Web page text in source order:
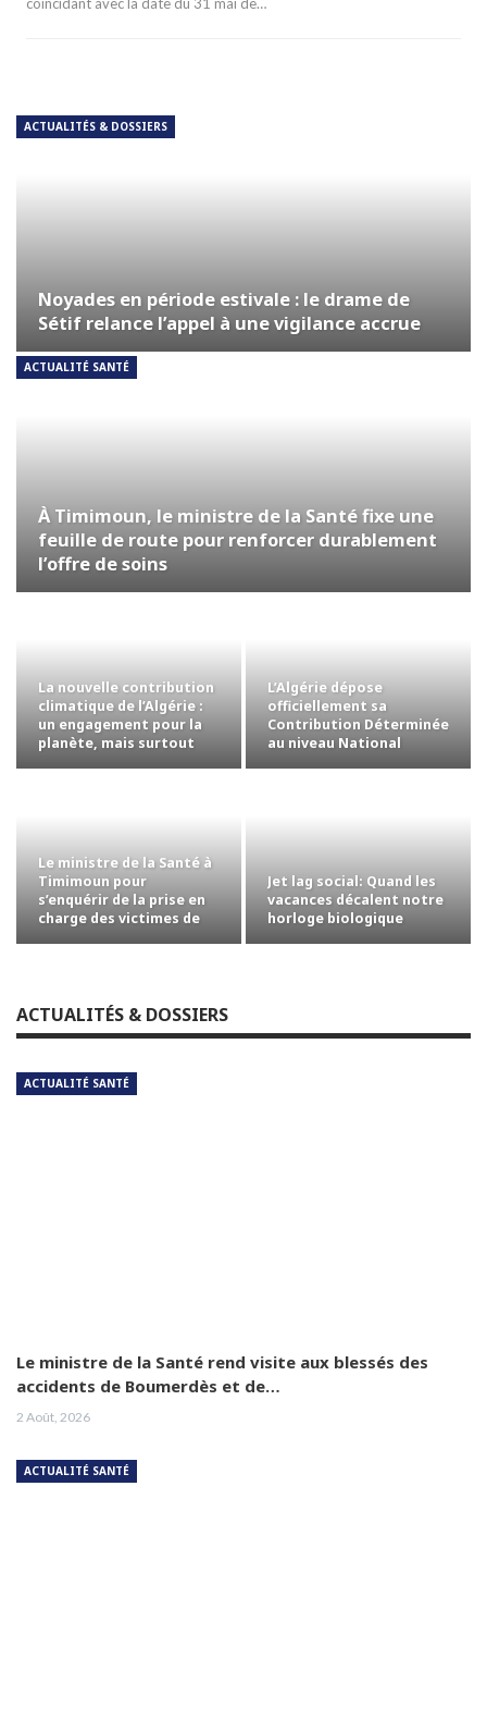
ACTUALITÉS & DOSSIERS
Noyades en période estivale : le drame de
Sétif relance l’appel à une vigilance accrue
ACTUALITÉ SANTÉ
À Timimoun, le ministre de la Santé fixe une
feuille de route pour renforcer durablement
l’offre de soins
La nouvelle contribution
climatique de l’Algérie :
un engagement pour la
planète, mais surtout
L’Algérie dépose
officiellement sa
Contribution Déterminée
au niveau National
Le ministre de la Santé à
Timimoun pour
s’enquérir de la prise en
charge des victimes de
Jet lag social: Quand les
vacances décalent notre
horloge biologique
ACTUALITÉS & DOSSIERS
ACTUALITÉ SANTÉ
Le ministre de la Santé rend visite aux blessés des
accidents de Boumerdès et de…
2 Août, 2026
ACTUALITÉ SANTÉ